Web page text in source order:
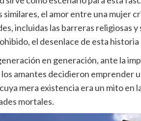
el amor entre una mujer
incluidas las barreras religiosas y
el desenlace de esta
en generación, ante la
amantes decidieron emprender
mera existencia era un mito en
mortales.